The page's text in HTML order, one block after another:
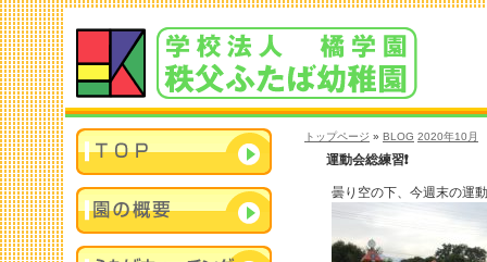
トップページ » BLOG 2020年10月
運動会総練習❗️
曇り空の下、今週末の運